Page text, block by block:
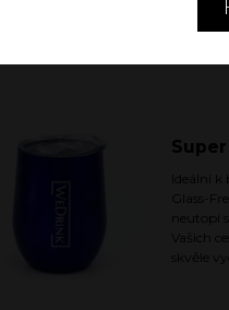
Ideální
Glass-
neutopí
Vašich
skvěle